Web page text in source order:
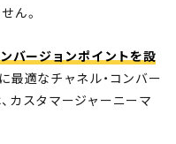
ん。
バージョンポイントを設
最適なチャネル・コンバー
カスタマージャーニーマ